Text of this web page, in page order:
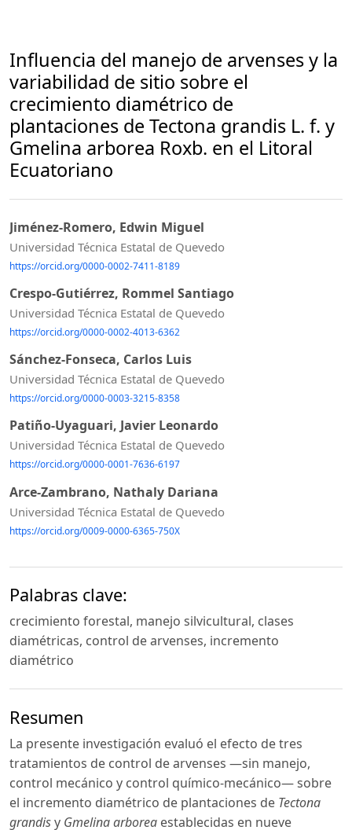
Influencia del manejo de arvenses y la
variabilidad de sitio sobre el
crecimiento diamétrico de
plantaciones de Tectona grandis L. f. y
Gmelina arborea Roxb. en el Litoral
Ecuatoriano
Jiménez-Romero, Edwin Miguel
Universidad Técnica Estatal de Quevedo
https://orcid.org/0000-0002-7411-8189
Crespo-Gutiérrez, Rommel Santiago
Universidad Técnica Estatal de Quevedo
https://orcid.org/0000-0002-4013-6362
Sánchez-Fonseca, Carlos Luis
Universidad Técnica Estatal de Quevedo
https://orcid.org/0000-0003-3215-8358
Patiño-Uyaguari, Javier Leonardo
Universidad Técnica Estatal de Quevedo
https://orcid.org/0000-0001-7636-6197
Arce-Zambrano, Nathaly Dariana
Universidad Técnica Estatal de Quevedo
https://orcid.org/0009-0000-6365-750X
Palabras clave:
crecimiento forestal, manejo silvicultural, clases
diamétricas, control de arvenses, incremento
diamétrico
Resumen
La presente investigación evaluó el efecto de tres
tratamientos de control de arvenses —sin manejo,
control mecánico y control químico-mecánico— sobre
el incremento diamétrico de plantaciones de Tectona
grandisy Gmelina arborea establecidas en nueve